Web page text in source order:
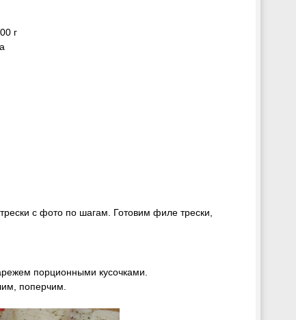
г
с фото по шагам. Готовим филе трески,
порционными кусочками.
поперчим.